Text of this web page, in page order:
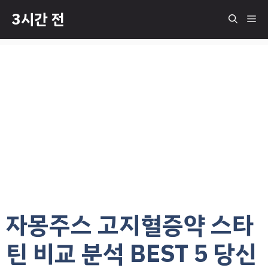
츠
3시간 전 메
자몽주스 고지혈증약 스타
틴 비교 분석 BEST 5 당신